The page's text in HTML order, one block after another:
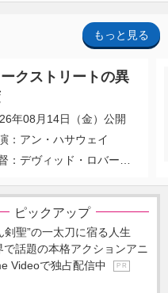
もっと見る
クストリートの異
年08月14日（金）公開
：アン・ハサウェイ
：デヴィッド・ロバー
ピックアップ
剣聖”の一太刀に宿る人生
話題の本格アクションアニ
Videoで独占配信中
P R